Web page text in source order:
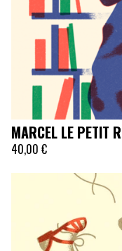
MARCEL LE PETIT
40,00 €